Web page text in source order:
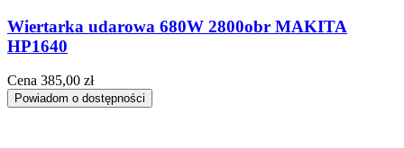
Wiertarka udarowa 680W 2800obr MAKITA
HP1640
Cena 385,00 zł
Powiadom o dostępności